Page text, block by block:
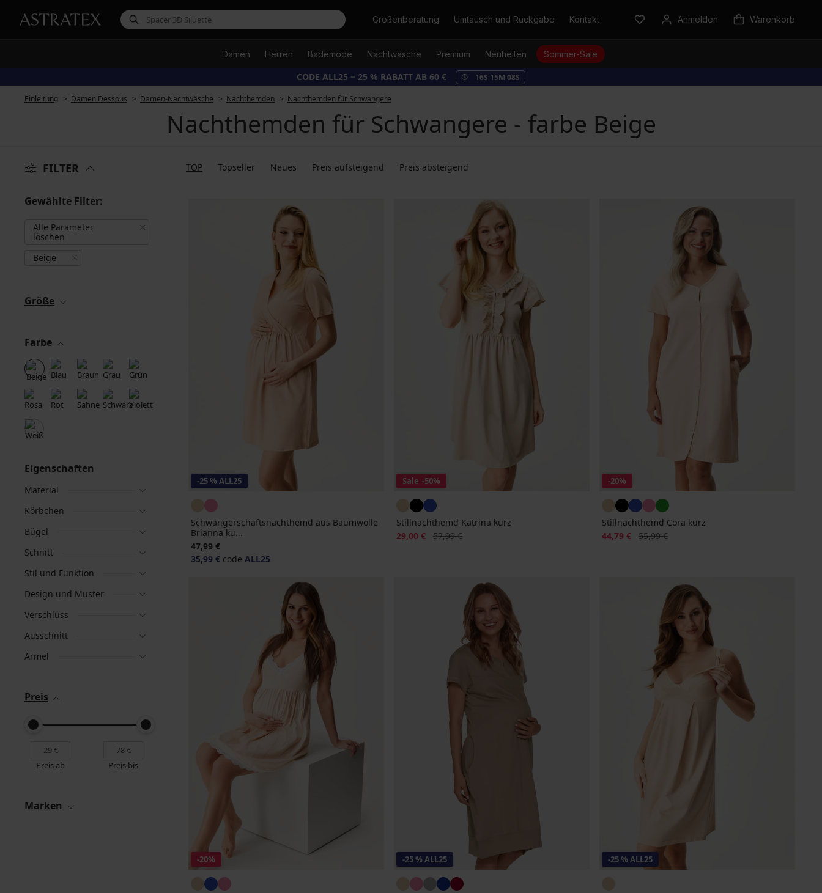
SucheGrößenberatung Umtausch und Rückgabe Kontakt Anmelden Warenkorb
Damen Herren Bademode Nachtwäsche Premium Neuheiten Sommer-Sale
CODE ALL25 = 25 % RABATT AB 60 € 16S 15M 07S
Einleitung Damen Dessous Damen-Nachtwäsche Nachthemden Nachthemden für Schwangere
Nachthemden für Schwangere - farbe Beige
FILTER TOP Topseller Neues Preis aufsteigend Preis absteigend
Gewählte Filter:
Alle Parameter
löschen
Beige
Größe
Farbe
Eigenschaften
Material
Körbchen
Bügel
Schnitt
Stil und Funktion
Design und Muster
Verschluss
Ausschnitt
Ärmel
Preis
Preis ab Preis bis
Marken
-25 % ALL25
Schwangerschaftsnachthemd aus Baumwolle
Brianna ku...
47,99 €
35,99 € code ALL25
Sale -50%
Stillnachthemd Katrina kurz
Rabatt
29,00 € Alter Preis
57,99 €
-20%
Stillnachthemd Cora kurz
Rabatt
44,79 € Alter Preis
55,99 €
-20% -25 % ALL25 -25 % ALL25